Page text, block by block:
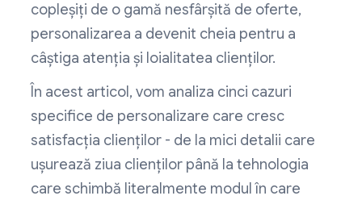
copleșiți de o gamă nesfârșită de oferte,
personalizarea a devenit cheia pentru a
câștiga atenția și loialitatea clienților.
În acest articol, vom analiza cinci cazuri
specifice de personalizare care cresc
satisfacția clienților - de la mici detalii care
ușurează ziua clienților până la tehnologia
care schimbă literalmente modul în care